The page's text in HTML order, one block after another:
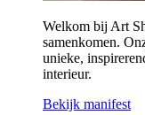
Welkom bij Art
samenkomen.
unieke,
interieur.
Bekijk manifest